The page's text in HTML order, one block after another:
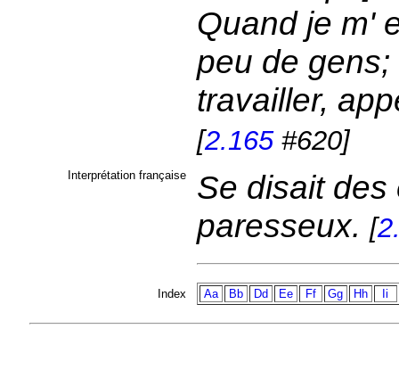
Quand je m'
peu de
travailler,
[2.165#620]
Interprétation française
Se disait
paresseux. [
Index Aa Bb Dd Ee Ff Gg Hh Ii